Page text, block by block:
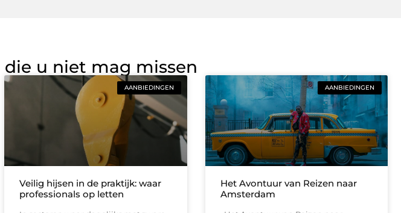
die u niet mag missen
AANBIEDINGEN
Veilig hijsen in de praktijk: waar
professionals op letten
AANBIEDINGEN
Het Avontuur van Reizen naar
Amsterdam